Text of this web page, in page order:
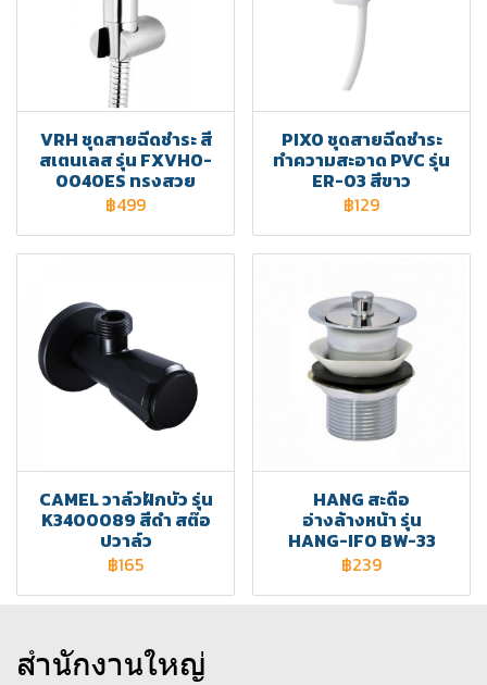
VRH ชุดสายฉีดชำระ สี
สเตนเลส รุ่น FXVHO-
0040ES ทรงสวย
฿499
PIXO ชุดสายฉีดชำระ
ทำความสะอาด PVC รุ่น
ER-03 สีขาว
฿129
CAMEL วาล์วฝักบัว รุ่น
K3400089 สีดำ สต๊อ
ปวาล์ว
฿165
HANG สะดือ
อ่างล้างหน้า รุ่น
HANG-IFO BW-33
฿239
สำนักงานใหญ่